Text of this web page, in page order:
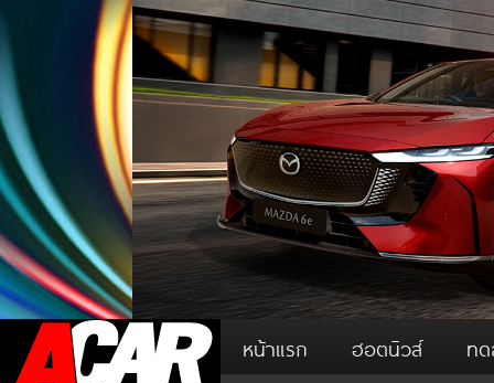
หน้าแรก ฮอตนิวส์ ท